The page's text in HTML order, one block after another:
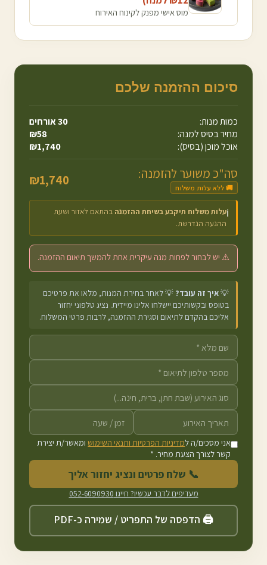
מוס אישי מפנק לקינוח האירוח
סיכום ההזמנה שלכם
כמות מנות: 30אורחים
מחיר בסיס למנה:
₪58
אוכל מוכן (בסיס):
₪1,740
סה"כ משוער להזמנה:
🚚 ללא עלות משלוח ₪1,740
ℹ️עלות משלוח תיקבע בשיחת ההזמנה בהתאם לאזור ושעת
ההגעה הנדרשת.
⚠️ יש לבחור לפחות מנה עיקרית אחת להמשך תיאום ההזמנה.
💡איך זה עובד? 💡 לאחר בחירת המנות, מלאו את פרטיכם
בטופס ובקשותיכם יישלחו אלינו מיידית. נציג טלפוני יחזור
אליכם בהקדם לתיאום וסגירת ההזמנה, לרבות פרטי המשלוח.
אני מסכים/ה למדיניות הפרטיות ותנאי השימושומאשר/ת יצירת
קשר לצורך הצעת מחיר. *
📞 שלח פרטים ונציג יחזור אליך
מעדיפים לדבר עכשיו? חייגו 052-6090930
🖨️ הדפסה של התפריט / שמירה כ-PDF